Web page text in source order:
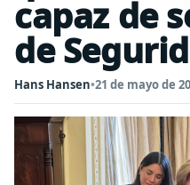
capaz de
de
Hans Hansen•21 de mayo de